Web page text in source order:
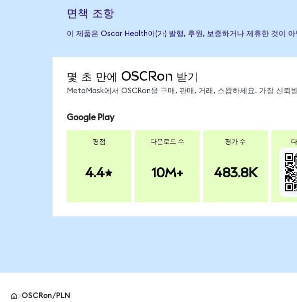
면책 조항
이 제품은 Oscar Health이(가) 발행, 후원, 보증하거나 제휴한 것이
몇 초 만에 OSCRon 받기
MetaMask에서 OSCRon을 구매, 판매, 거래, 스왑하세요. 가장 신뢰
Google Play
평점
4.4
다운로드 수
10M+
평가 수
483.8K
OSCRon/PLN